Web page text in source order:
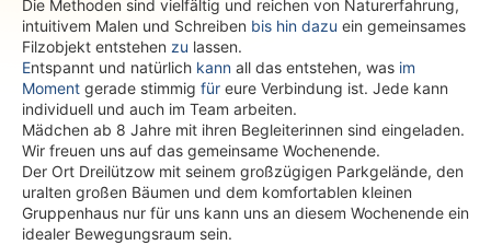
Die Methoden sind vielfältig und reichen von Naturerfahrung,
intuitivem Malen und Schreiben bis hin dazu ein gemeinsames
Filzobjekt entstehen zu lassen.
Entspannt und natürlich kann all das entstehen, was im
Moment gerade stimmig für eure Verbindung ist. Jede kann
individuell und auch im Team arbeiten.
Mädchen ab 8 Jahre mit ihren Begleiterinnen sind eingeladen.
Wir freuen uns auf das gemeinsame Wochenende.
Der Ort Dreilützow mit seinem großzügigen Parkgelände, den
uralten großen Bäumen und dem komfortablen kleinen
Gruppenhaus nur für uns kann uns an diesem Wochenende ein
idealer Bewegungsraum sein.